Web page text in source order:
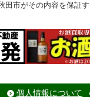
市がその内容を保証す
個人情報について